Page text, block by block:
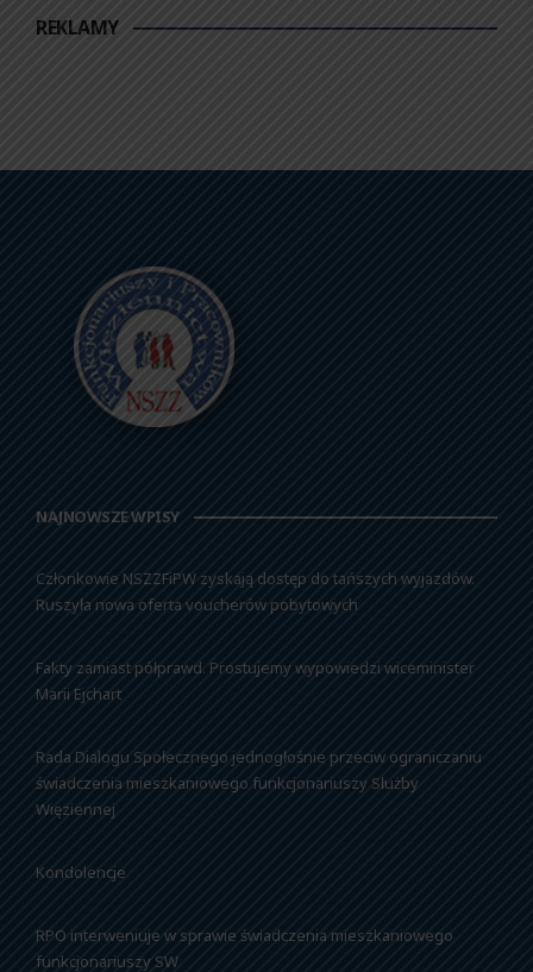
REKLAMY
NAJNOWSZE WPISY
Członkowie NSZZFiPW zyskają dostęp do tańszych wyjazdów.
Ruszyła nowa oferta voucherów pobytowych
Fakty zamiast półprawd. Prostujemy wypowiedzi wiceminister
Marii Ejchart
Rada Dialogu Społecznego jednogłośnie przeciw ograniczaniu
świadczenia mieszkaniowego funkcjonariuszy Służby
Więziennej
Kondolencje
RPO interweniuje w sprawie świadczenia mieszkaniowego
funkcjonariuszy SW